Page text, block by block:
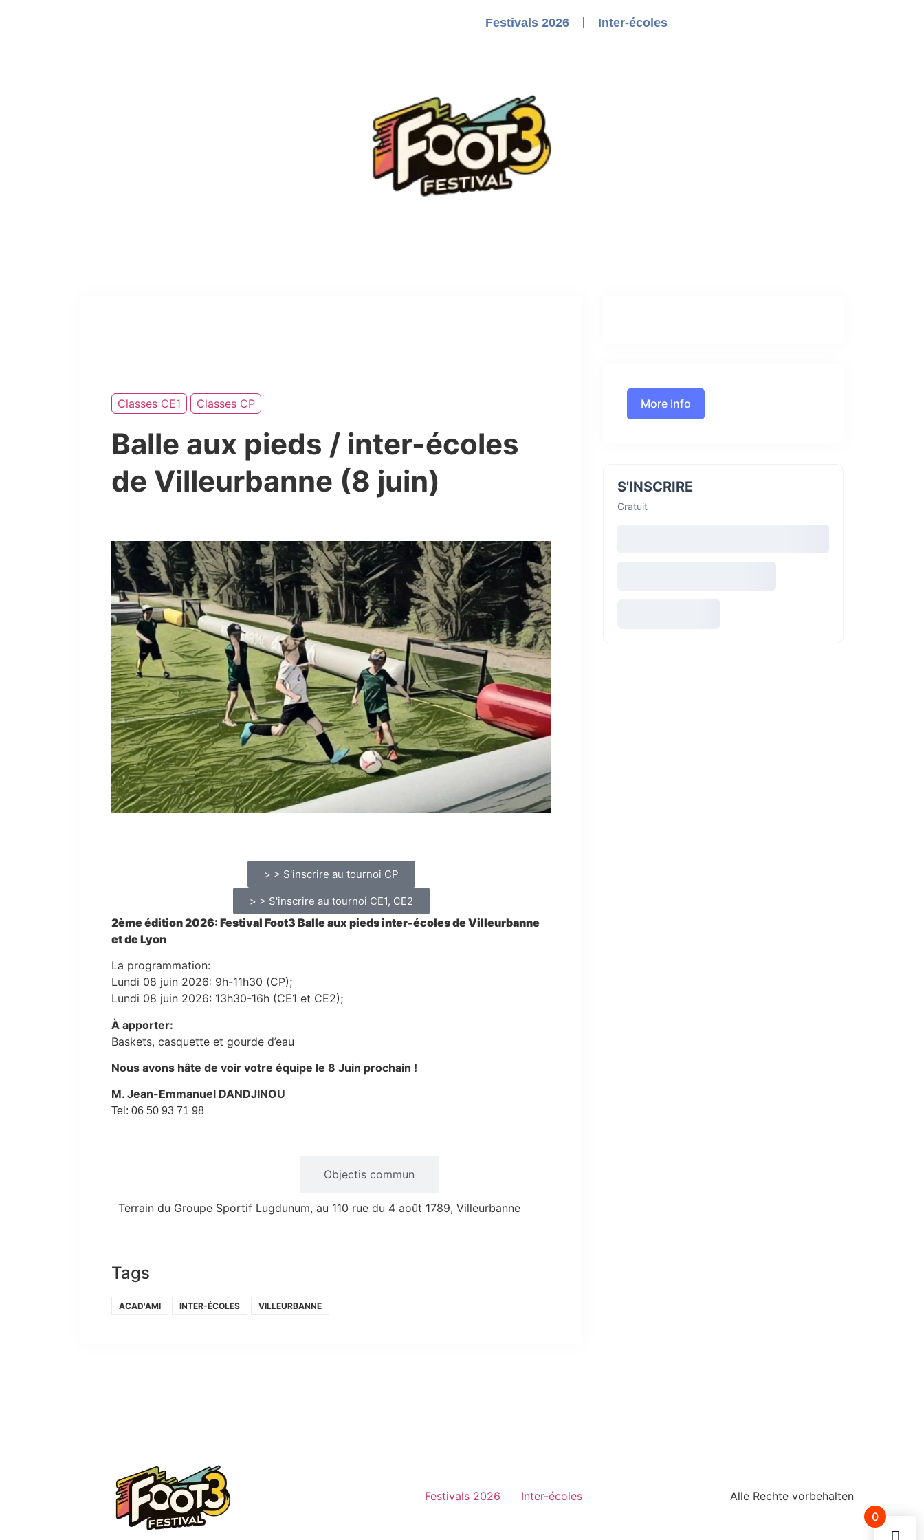
Festivals 2026 Inter-écoles
Classes CE1 Classes CP
Balle aux pieds / inter-écoles
de Villeurbanne (8 juin)
> > S'inscrire au tournoi CP
> > S'inscrire au tournoi CE1, CE2
2ème édition 2026: Festival Foot3 Balle aux pieds inter-écoles de Villeurbanne
et de Lyon
La programmation:
Lundi 08 juin 2026: 9h-11h30 (CP);
Lundi 08 juin 2026: 13h30-16h (CE1 et CE2);
À apporter:
Baskets, casquette et gourde d’eau
Nous avons hâte de voir votre équipe le 8 Juin prochain !
M. Jean-Emmanuel DANDJINOU
Tel: 06 50 93 71 98
Objectis commun
Terrain du Groupe Sportif Lugdunum, au 110 rue du 4 août 1789, Villeurbanne
Tags
ACAD'AMI INTER-ÉCOLES VILLEURBANNE
More Info
S'INSCRIRE
Gratuit
Festivals 2026 Inter-écoles
Alle Rechte vorbehalten
0